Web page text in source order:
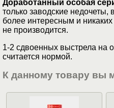
Доработанный особая
только заводские недочеты,
более интересным и
не производится.
1-2 сдвоенных выстрела на
считается нормой.
К данному товару вы